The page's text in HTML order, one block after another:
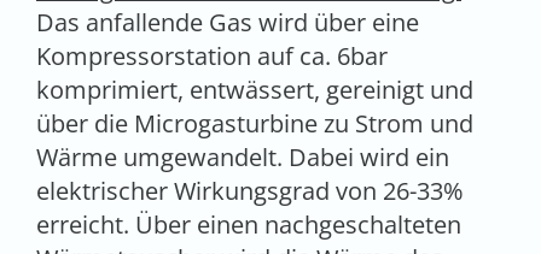
Das anfallende Gas wird über eine
Kompressorstation auf ca. 6bar
komprimiert, entwässert, gereinigt und
über die Microgasturbine zu Strom und
Wärme umgewandelt. Dabei wird ein
elektrischer Wirkungsgrad von 26-33%
erreicht. Über einen nachgeschalteten